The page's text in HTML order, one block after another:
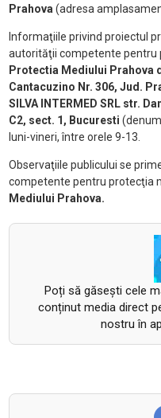
Prahova(adresa
Informaţiile privind proiectul
autorităţii competente pentru
Protectia Mediului Prahova
Cantacuzino Nr. 306, Jud.
SILVA INTERMED SRL str.
C2, sect. 1, Bucuresti
luni-vineri, între orele 9-13.
Observaţiile publicului se
competente pentru protecţia
Mediului Prahova.
Poți să găsești cele
conținut media direct
nostru în